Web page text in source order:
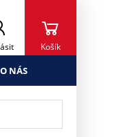
Košík
NÁS